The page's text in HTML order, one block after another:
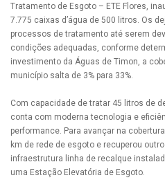
Tratamento de Esgoto – ETE Flores,
7.775 caixas d’água de 500 litros. Os
processos de tratamento até serem
condições adequadas, conforme
investimento da Águas de Timon, a
município salta de 3% para 33%.
Com capacidade de tratar 45 litros de
conta com moderna tecnologia e
performance. Para avançar na
km de rede de esgoto e recuperou
infraestrutura linha de recalque
uma Estação Elevatória de Esgoto.